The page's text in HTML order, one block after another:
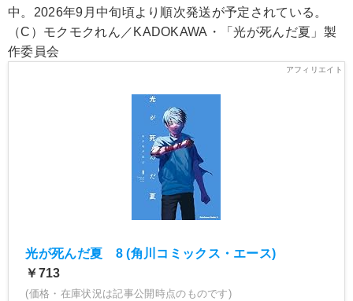
中。2026年9月中旬頃より順次発送が予定されている。
（C）モクモクれん／KADOKAWA・「光が死んだ夏」製
作委員会
光が死んだ夏 8 (角川コミックス・エース)
￥713
(価格・在庫状況は記事公開時点のものです)